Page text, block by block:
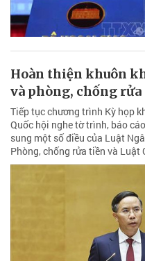
Hoàn thiện khuôn
và phòng, chống
Tiếp tục chương trình Kỳ họp
Quốc hội nghe tờ trình, báo
sung một số điều của Luật
Phòng, chống rửa tiền và Luật